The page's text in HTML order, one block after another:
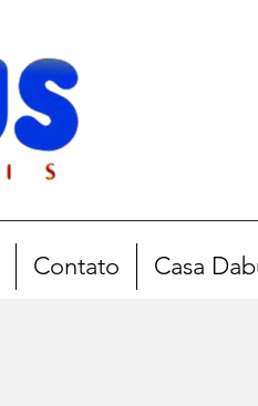
Contato Casa